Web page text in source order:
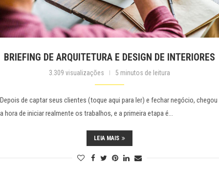
BRIEFING DE ARQUITETURA E DESIGN DE INTERIORES
3.309 visualizações 5 minutos de leitura
Depois de captar seus clientes (toque aqui para ler) e fechar negócio, chegou
a hora de iniciar realmente os trabalhos, e a primeira etapa é…
LEIA MAIS